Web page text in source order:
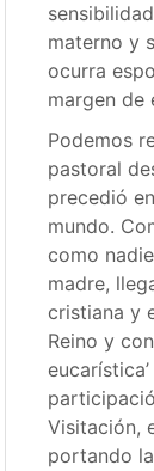
materno y
ocurra
margen de
Podemos
pastoral
precedió
mundo.
como
madre,
cristiana y
Reino y
Visitación,
portando